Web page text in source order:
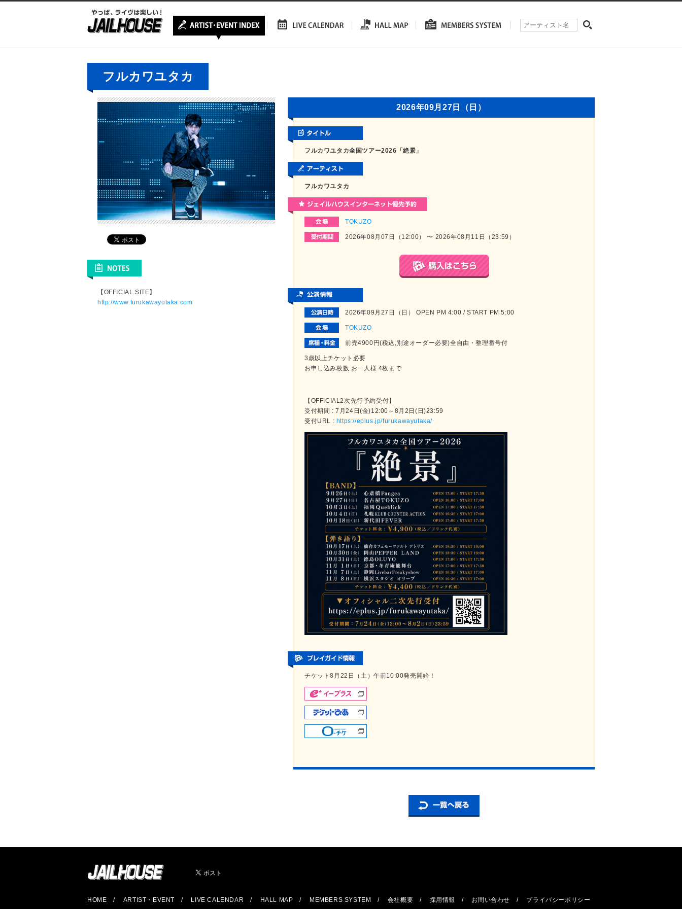
フルカワユタカ
【OFFICIAL SITE】
http://www.furukawayutaka.com
2026年09月27日（日）
フルカワユタカ全国ツアー2026「絶景」
フルカワユタカ
TOKUZO
2026年08月07日（12:00） 〜 2026年08月11日（23:59）
2026年09月27日（日） OPEN PM 4:00 / START PM 5:00
TOKUZO
前売4900円(税込,別途オーダー必要)全自由・整理番号付
3歳以上チケット必要
お申し込み枚数 お一人様 4枚まで
【OFFICIAL2次先行予約受付】
受付期間 : 7月24日(金)12:00～8月2日(日)23:59
受付URL : https://eplus.jp/furukawayutaka/
チケット8月22日（土）午前10:00発売開始！
HOME ARTIST・EVENT LIVE CALENDAR HALL MAP MEMBERS SYSTEM 会社概要 採用情報 お問い合わせ プライバシーポリシー